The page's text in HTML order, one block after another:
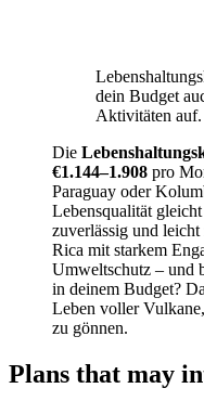
dein Budget
Aktivitäten auf.
Die
€1.144–1.908 pro
Paraguay oder
Lebensqualität
zuverlässig und
Rica mit starkem
Umweltschutz – und
in deinem Budget?
Leben voller
zu gönnen.
Plans that may